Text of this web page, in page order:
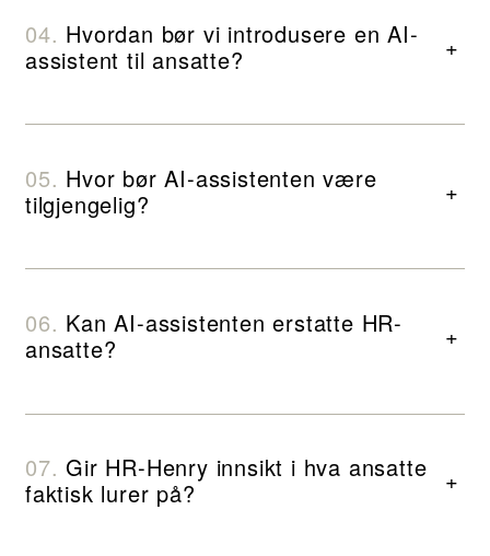
Hvordan bør vi introdusere en AI-
assistent til ansatte?
+
Hvor bør AI-assistenten være
tilgjengelig?
+
Kan AI-assistenten erstatte HR-
ansatte?
+
Gir HR-Henry innsikt i hva ansatte
faktisk lurer på?
+